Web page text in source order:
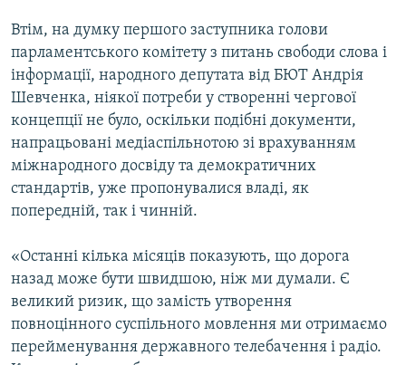
Втім, на думку першого заступника голови
парламентського комітету з питань свободи слова і
інформації, народного депутата від БЮТ Андрія
Шевченка, ніякої потреби у створенні чергової
концепції не було, оскільки подібні документи,
напрацьовані медіаспільнотою зі врахуванням
міжнародного досвіду та демократичних
стандартів, уже пропонувалися владі, як
попередній, так і чинній.
«Останні кілька місяців показують, що дорога
назад може бути швидшою, ніж ми думали. Є
великий ризик, що замість утворення
повноцінного суспільного мовлення ми отримаємо
перейменування державного телебачення і радіо.